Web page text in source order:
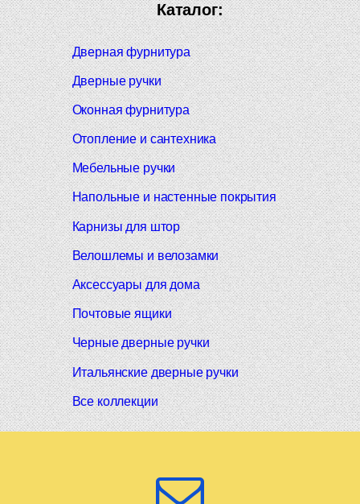
Каталог:
Дверная фурнитура
Дверные ручки
Оконная фурнитура
Отопление и сантехника
Мебельные ручки
Напольные и настенные покрытия
Карнизы для штор
Велошлемы и велозамки
Аксессуары для дома
Почтовые ящики
Черные дверные ручки
Итальянские дверные ручки
Все коллекции